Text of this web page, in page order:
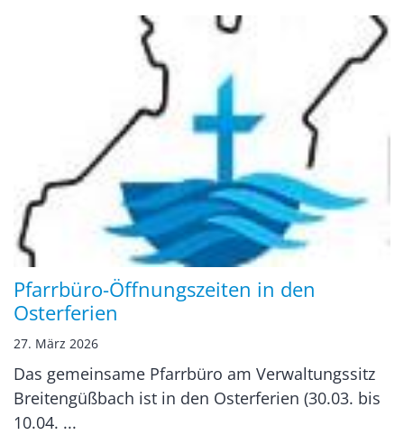
Pfarrbüro-Öffnungszeiten in den
Osterferien
27. März 2026
Das gemeinsame Pfarrbüro am Verwaltungssitz
Breitengüßbach ist in den Osterferien (30.03. bis
10.04. ...